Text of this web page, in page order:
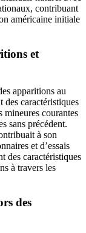
contribuant
américaine initiale
et
apparitions au
caractéristiques
mineures courantes
sans précédent.
à son
et d’essais
des caractéristiques
à travers les
des